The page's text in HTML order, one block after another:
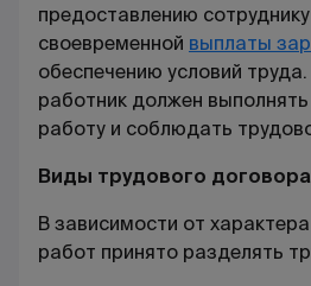
предоставлению
своевременной выплаты
обеспечению условий
работник должен
работу и соблюдать
Виды трудового договора
В зависимости от
работ принято разделять